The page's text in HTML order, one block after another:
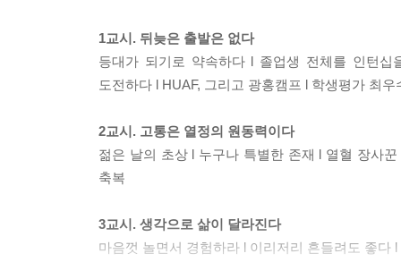
1교시. 뒤늦은 출발은 없다
등대가 되기로 약속하다 l 졸업생 전체를 인턴
도전하다 l HUAF, 그리고 광홍캠프 l 학생평가 최
2교시. 고통은 열정의 원동력이다
젊은 날의 초상 l 누구나 특별한 존재 l 열혈 장사
축복
3교시. 생각으로 삶이 달라진다
마음껏 놀면서 경험하라 l 이리저리 흔들려도 좋다